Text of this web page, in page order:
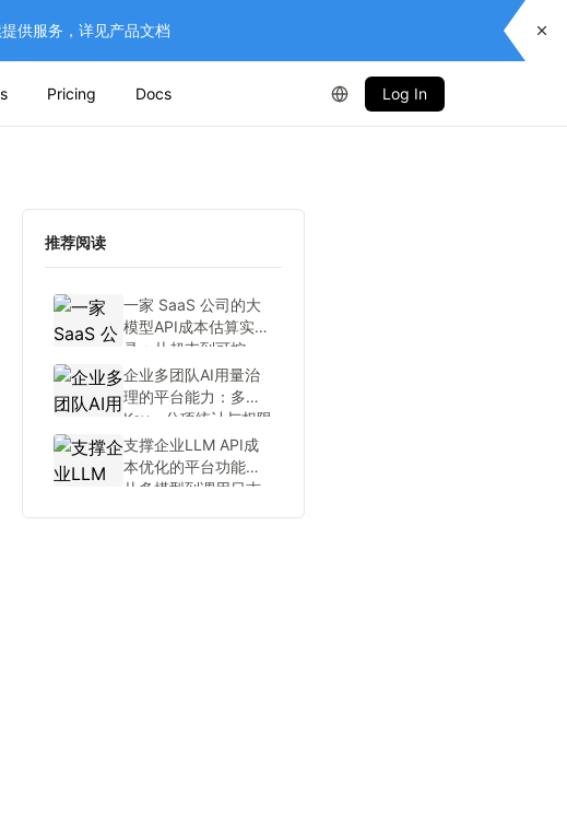
供服务，详见产品文档
Pricing Docs Log In
推荐阅读
一家 SaaS 公司的大
模型API成本估算实
录：从超支到可控
企业多团队AI用量治
理的平台能力：多
Key、分项统计与权限
支撑企业LLM API成
本优化的平台功能：
从多模型到调用日志